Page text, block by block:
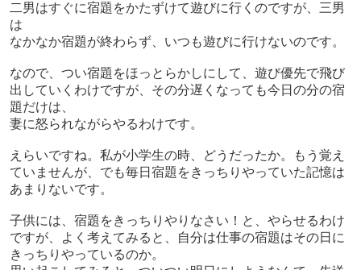
二男はすぐに宿題をかたずけて遊びに行くのですが、三男
は
なかなか宿題が終わらず、いつも遊びに行けないのです。
なので、つい宿題をほっとらかしにして、遊び優先で飛び
出していくわけですが、その分遅くなっても今日の分の宿
題だけは、
妻に怒られながらやるわけです。
えらいですね。私が小学生の時、どうだったか。もう覚え
ていませんが、でも毎日宿題をきっちりやっていた記憶は
あまりないです。
子供には、宿題をきっちりやりなさい！と、やらせるわけ
ですが、よく考えてみると、自分は仕事の宿題はその日に
きっちりやっているのか。